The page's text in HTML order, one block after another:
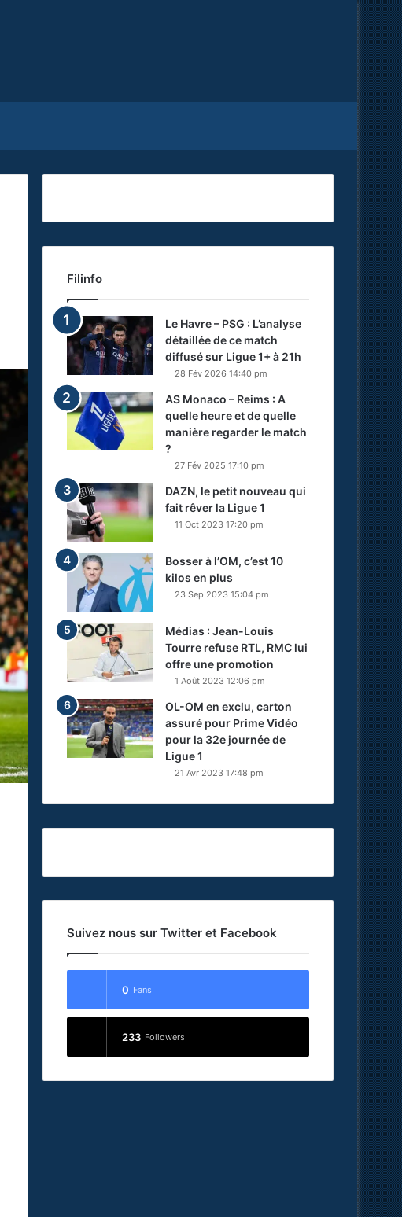
Filinfo
Le Havre – PSG : L’analyse
détaillée de ce match
diffusé sur Ligue 1+ à 21h
28 Fév 2026 14:40 pm
AS Monaco – Reims : A
quelle heure et de quelle
manière regarder le match
?
27 Fév 2025 17:10 pm
DAZN, le petit nouveau qui
fait rêver la Ligue 1
11 Oct 2023 17:20 pm
Bosser à l’OM, c’est 10
kilos en plus
23 Sep 2023 15:04 pm
Médias : Jean-Louis
Tourre refuse RTL, RMC lui
offre une promotion
1 Août 2023 12:06 pm
OL-OM en exclu, carton
assuré pour Prime Vidéo
pour la 32e journée de
Ligue 1
21 Avr 2023 17:48 pm
Suivez nous sur Twitter et Facebook
0 Fans
233 Followers